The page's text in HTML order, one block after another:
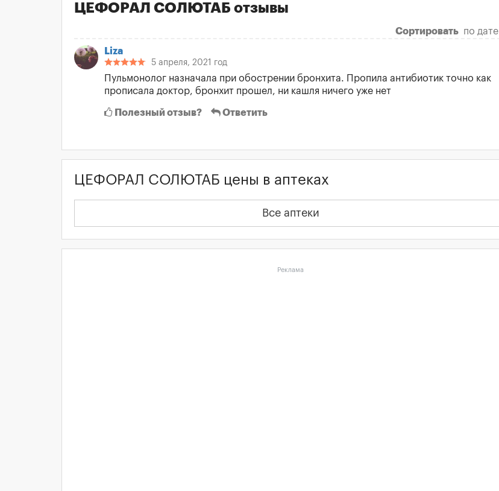
ЦЕФОРАЛ СОЛЮТАБ отзывы
Сортировать по дате
Liza
5 апреля, 2021 год
Пульмонолог назначала при обострении бронхита. Пропила антибиотик точно как
прописала доктор, бронхит прошел, ни кашля ничего уже нет
Полезный отзыв? Ответить
ЦЕФОРАЛ СОЛЮТАБ цены в аптеках
Все аптеки
Реклама